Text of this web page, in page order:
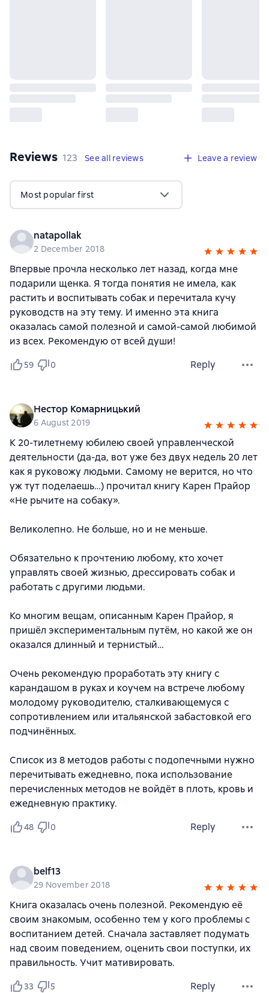
Reviews 123 reviews
123 See all reviews Leave a review
Most popular first
natapollak
2 December 2018
Впервые прочла несколько лет назад, когда мне
подарили щенка. Я тогда понятия не имела, как
растить и воспитывать собак и перечитала кучу
руководств на эту тему. И именно эта книга
оказалась самой полезной и самой-сaмой любимой
из всех. Рекомендую от всей души!
59 0 Reply
Нестор Комарницький
6 August 2019
К 20-тилетнему юбилею своей управленческой
деятельности (да-да, вот уже без двух недель 20 лет
как я руковожу людьми. Самому не верится, но что
уж тут поделаешь…) прочитал книгу Карен Прайор
«Не рычите на собаку».
Великолепно. Не больше, но и не меньше.
Обязательно к прочтению любому, кто хочет
управлять своей жизнью, дрессировать собак и
работать с другими людьми.
Ко многим вещам, описанным Карен Прайор, я
пришёл экспериментальным путём, но какой же он
оказался длинный и тернистый…
Очень рекомендую проработать эту книгу с
карандашом в руках и коучем на встрече любому
молодому руководителю, сталкивающемуся с
сопротивлением или итальянской забастовкой его
подчинённых.
Список из 8 методов работы с подопечными нужно
перечитывать ежедневно, пока использование
перечисленных методов не войдёт в плоть, кровь и
ежедневную практику.
48 0 Reply
belf13
29 November 2018
Книга оказалась очень полезной. Рекомендую её
своим знакомым, особенно тем у кого проблемы с
воспитанием детей. Сначала заставляет подумать
над своим поведением, оценить свои поступки, их
правильность. Учит мативировать.
33 5 Reply